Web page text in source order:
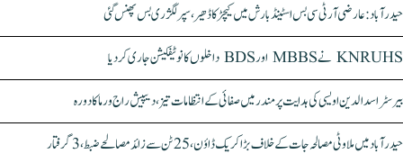
حیدرآباد: عارضی آر ٹی سی بس اسٹینڈ بارش میں کیچڑ کا ڈھیر، سپر لگژری بس پھنس گئی
KNRUHS نے MBBS اور BDS داخلوں کا نوٹیفکیشن جاری کر دیا
بیرسٹر اسدالدین اویسی کی ہدایت پر مندر میں صفائی کے انتظامات تیز، دیپیش راج ورما کا دورہ
حیدرآباد میں ملاوٹی مصالحہ جات کے خلاف بڑا کریک ڈاؤن، 25 ٹن سے زائد مصالحے ضبط، 3 گرفتار